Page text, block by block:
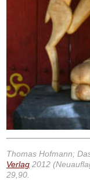
Thomas Hofmann;
Verlag 2012
29,90.